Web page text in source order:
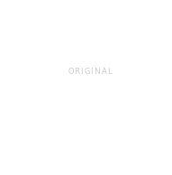
ORIGINAL